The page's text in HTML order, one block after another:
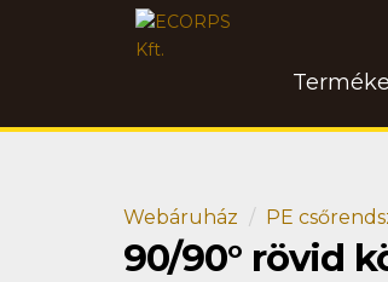
Webáruház PE
90/90° rövid